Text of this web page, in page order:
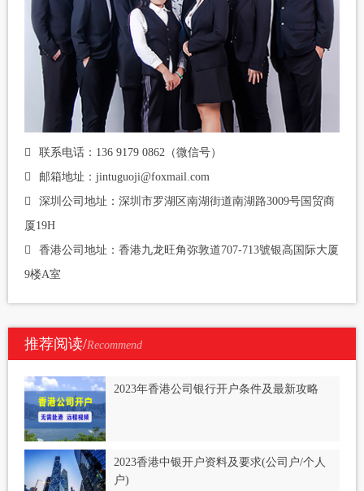
联系电话：136 9179 0862（微信号）
邮箱地址：jintuguoji@foxmail.com
深圳公司地址：深圳市罗湖区南湖街道南湖路3009号国贸商
厦19H
香港公司地址：香港九龙旺角弥敦道707-713號银高国际大厦
9楼A室
推荐阅读/Recommend
2023年香港公司银行开户条件及最新攻略
2023香港中银开户资料及要求(公司户/个人
户)